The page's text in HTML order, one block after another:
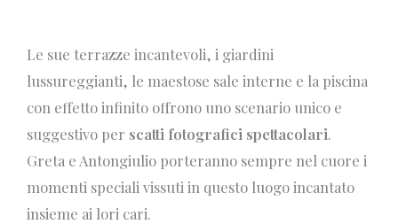
Le sue terrazze incantevoli, i giardini
lussureggianti, le maestose sale interne e la piscina
con effetto infinito offrono uno scenario unico e
suggestivo per scatti fotografici spettacolari.
Greta e Antongiulio porteranno sempre nel cuore i
momenti speciali vissuti in questo luogo incantato
insieme ai lori cari.